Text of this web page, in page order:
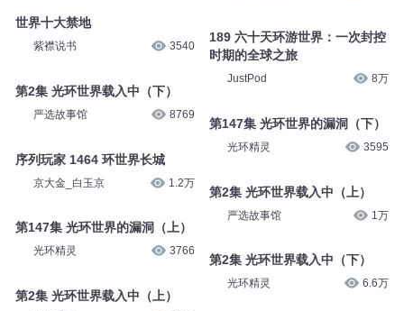
世界十大禁地
紫襟说书 3540
第2集 光环世界载入中（下）
严选故事馆 8769
序列玩家 1464 环世界长城
京大金_白玉京 1.2万
第147集 光环世界的漏洞（上）
光环精灵 3766
第2集 光环世界载入中（上）
189 六十天环游世界：一次封控
时期的全球之旅
JustPod 8万
第147集 光环世界的漏洞（下）
光环精灵 3595
第2集 光环世界载入中（上）
严选故事馆 1万
第2集 光环世界载入中（下）
光环精灵 6.6万